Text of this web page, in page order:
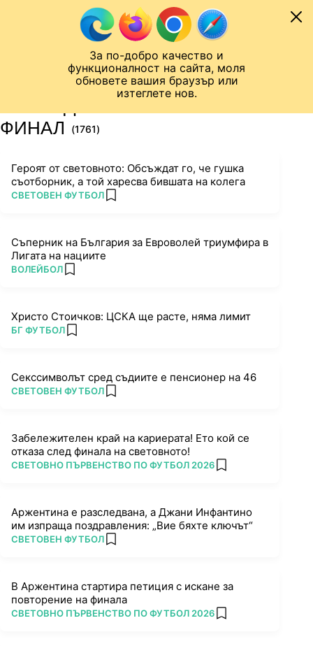
За по-добро качество и
функционалност на сайта, моля
обновете вашия браузър или
изтеглете нов.
Към съдържанието
Лига на Конференциите
ФИНАЛ
(1761)
Героят от световното: Обсъждат го, че гушка
съотборник, а той харесва бившата на колега
ПОВЕЧЕ ОТ
СВЕТОВЕН ФУТБОЛ add favorites
Съперник на България за Евроволей триумфира в
Лигата на нациите
ПОВЕЧЕ ОТ
ВОЛЕЙБОЛ add favorites
Христо Стоичков: ЦСКА ще расте, няма лимит
ПОВЕЧЕ ОТ
БГ ФУТБОЛ add favorites
Секссимволът сред съдиите е пенсионер на 46
ПОВЕЧЕ ОТ
СВЕТОВЕН ФУТБОЛ add favorites
Забележителен край на кариерата! Ето кой се
отказа след финала на световното!
ПОВЕЧЕ ОТ
СВЕТОВНО ПЪРВЕНСТВО ПО ФУТБОЛ 2026 add favorites
Аржентина е разследвана, а Джани Инфантино
им изпраща поздравления: „Вие бяхте ключът“
ПОВЕЧЕ ОТ
СВЕТОВЕН ФУТБОЛ add favorites
В Аржентина стартира петиция с искане за
повторение на финала
ПОВЕЧЕ ОТ
СВЕТОВНО ПЪРВЕНСТВО ПО ФУТБОЛ 2026 add favorites